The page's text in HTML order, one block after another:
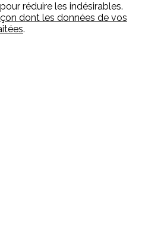
réduire les indésirables.
dont les données de vos
.